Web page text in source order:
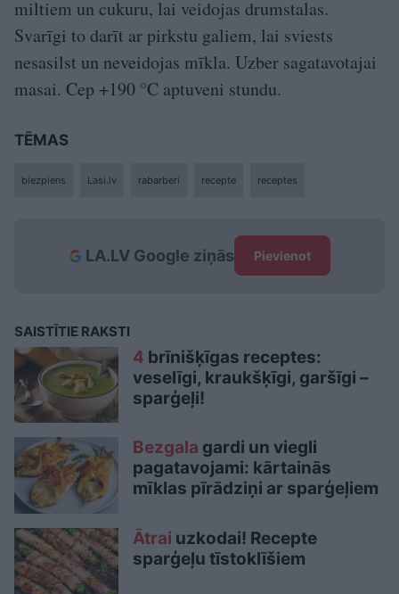
miltiem un cukuru, lai veidojas drumstalas.
Svarīgi to darīt ar pirkstu galiem, lai sviests
nesasilst un neveidojas mīkla. Uzber sagatavotajai
masai. Cep +190 °C aptuveni stundu.
TĒMAS
biezpiens Lasi.lv rabarberi recepte receptes
LA.LV Google ziņās Pievienot
SAISTĪTIE RAKSTI
4 brīnišķīgas receptes:
veselīgi, kraukšķīgi, garšīgi –
sparģeļi!
Bezgala gardi un viegli
pagatavojami: kārtainās
mīklas pīrādziņi ar sparģeļiem
Ātrai uzkodai! Recepte
sparģeļu tīstoklīšiem